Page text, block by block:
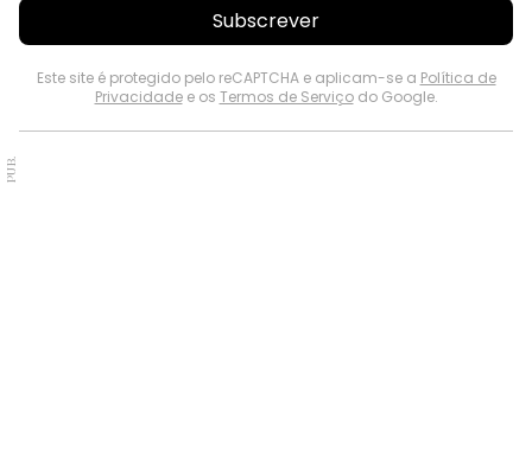
Subscrever
Este site é protegido pelo reCAPTCHA e aplicam-se a Política de
Privacidadee os Termos de Serviçodo Google.
PUB.